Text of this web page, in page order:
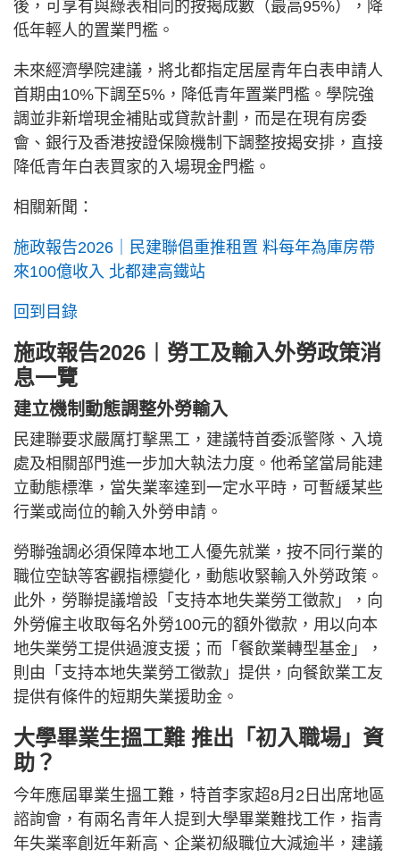
後，可享有與綠表相同的按揭成數（最高95%），降
低年輕人的置業門檻。
未來經濟學院建議，將北都指定居屋青年白表申請人
首期由10%下調至5%，降低青年置業門檻。學院強
調並非新增現金補貼或貸款計劃，而是在現有房委
會、銀行及香港按證保險機制下調整按揭安排，直接
降低青年白表買家的入場現金門檻。
相關新聞：
施政報告2026｜民建聯倡重推租置 料每年為庫房帶
來100億收入 北都建高鐵站
回到目錄
施政報告2026︱勞工及輸入外勞政策消
息一覽
建立機制動態調整外勞輸入
民建聯要求嚴厲打擊黑工，建議特首委派警隊、入境
處及相關部門進一步加大執法力度。他希望當局能建
立動態標準，當失業率達到一定水平時，可暫緩某些
行業或崗位的輸入外勞申請。
勞聯強調必須保障本地工人優先就業，按不同行業的
職位空缺等客觀指標變化，動態收緊輸入外勞政策。
此外，勞聯提議增設「支持本地失業勞工徵款」，向
外勞僱主收取每名外勞100元的額外徵款，用以向本
地失業勞工提供過渡支援；而「餐飲業轉型基金」，
則由「支持本地失業勞工徵款」提供，向餐飲業工友
提供有條件的短期失業援助金。
大學畢業生搵工難 推出「初入職場」資
助？
今年應屆畢業生搵工難，特首李家超8月2日出席地區
諮詢會，有兩名青年人提到大學畢業難找工作，指青
年失業率創近年新高、企業初級職位大減逾半，建議